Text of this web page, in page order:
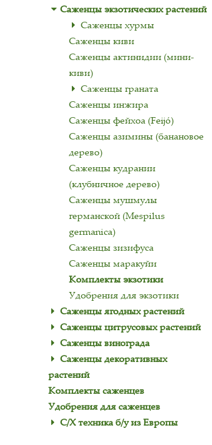
Саженцы экзотических растений
Саженцы хурмы
Саженцы киви
Саженцы актинидии (мини-
киви)
Саженцы граната
Саженцы инжира
Саженцы фейхоа (Feijó)
Саженцы азимины (банановое
дерево)
Саженцы кудрании
(клубничное дерево)
Саженцы мушмулы
германской (Mespilus
germanica)
Саженцы зизифуса
Саженцы маракуйи
Комплекты экзотики
Удобрения для экзотики
Саженцы ягодных растений
Саженцы цитрусовых растений
Саженцы винограда
Саженцы декоративных
растений
Комплекты саженцев
Удобрения для саженцев
С/Х техника б/у из Европы